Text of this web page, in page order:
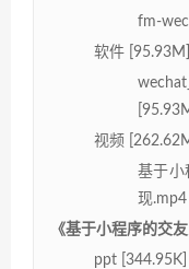
fm-
软件 [95.93M]
视频
基于小
现.mp4
《基于小程序的交
ppt [344.95K]